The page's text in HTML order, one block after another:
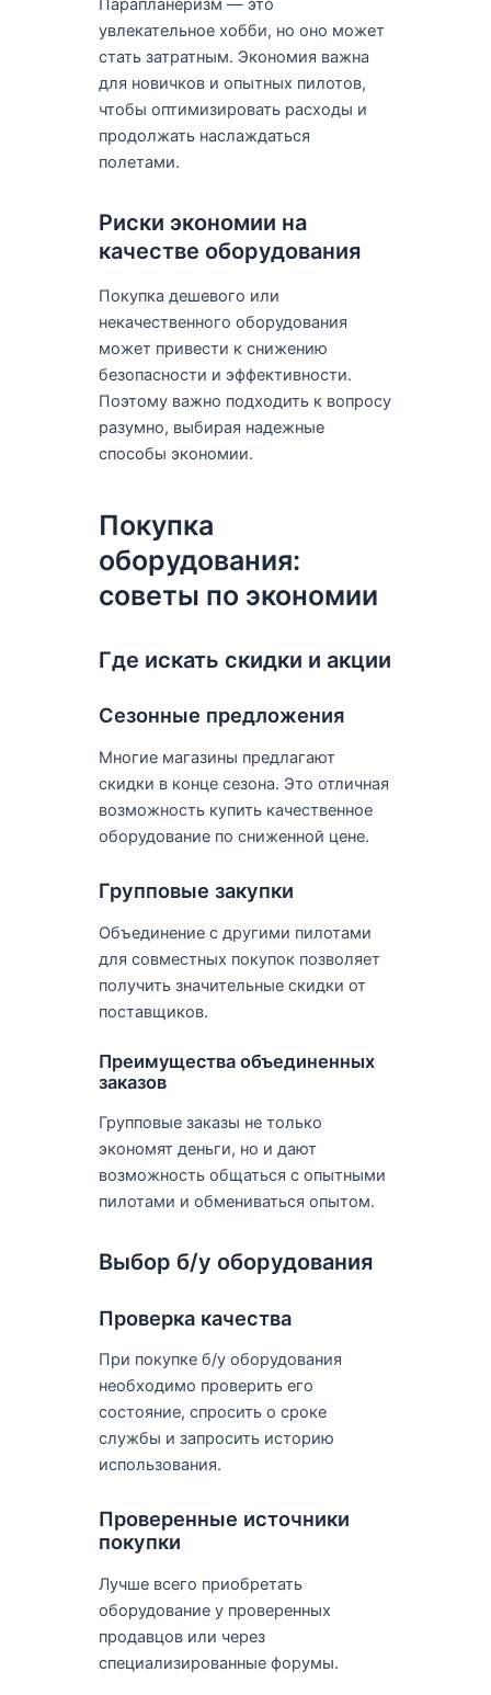
увлекательное хобби, но оно может
стать затратным. Экономия важна
для новичков и опытных пилотов,
чтобы оптимизировать расходы и
продолжать наслаждаться
полетами.
Риски экономии на
качестве оборудования
Покупка дешевого или
некачественного оборудования
может привести к снижению
безопасности и эффективности.
Поэтому важно подходить к вопросу
разумно, выбирая надежные
способы экономии.
Покупка
оборудования:
советы по экономии
Где искать скидки и акции
Сезонные предложения
Многие магазины предлагают
скидки в конце сезона. Это отличная
возможность купить качественное
оборудование по сниженной цене.
Групповые закупки
Объединение с другими пилотами
для совместных покупок позволяет
получить значительные скидки от
поставщиков.
Преимущества объединенных
заказов
Групповые заказы не только
экономят деньги, но и дают
возможность общаться с опытными
пилотами и обмениваться опытом.
Выбор б/у оборудования
Проверка качества
При покупке б/у оборудования
необходимо проверить его
состояние, спросить о сроке
службы и запросить историю
использования.
Проверенные источники
покупки
Лучше всего приобретать
оборудование у проверенных
продавцов или через
специализированные форумы.